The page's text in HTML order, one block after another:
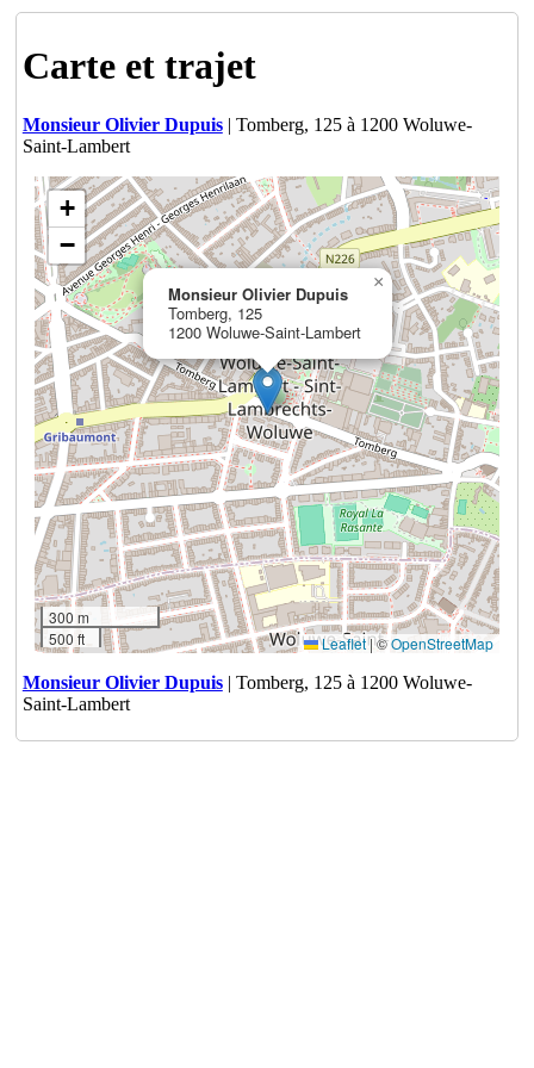
Carte et trajet
Monsieur Olivier Dupuis| Tomberg, 125 à 1200 Woluwe-
Saint-Lambert
Monsieur Olivier Dupuis
Tomberg, 125
1200 Woluwe-Saint-Lambert
×
+
−
300 m
500 ft
Leaflet|©OpenStreetMap
Monsieur Olivier Dupuis| Tomberg, 125 à 1200 Woluwe-
Saint-Lambert